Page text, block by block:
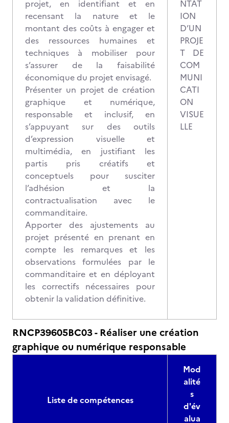
projet, en identifiant et en
recensant la nature et le
montant des coûts à engager et
des ressources humaines et
techniques à mobiliser pour
s’assurer de la faisabilité
économique du projet envisagé.
Présenter un projet de création
graphique et numérique,
responsable et inclusif, en
s’appuyant sur des outils
d’expression visuelle et
multimédia, en justifiant les
partis pris créatifs et
conceptuels pour susciter
l’adhésion et la
contractualisation avec le
commanditaire.
Apporter des ajustements au
projet présenté en prenant en
compte les remarques et les
observations formulées par le
commanditaire et en déployant
les correctifs nécessaires pour
obtenir la validation définitive.
NTAT
ION
D’UN
PROJE
T DE
COM
MUNI
CATI
ON
VISUE
LLE
RNCP39605BC03 - Réaliser une création
graphique ou numérique responsable
Liste de compétences
Mod
alité
s
d'év
alua